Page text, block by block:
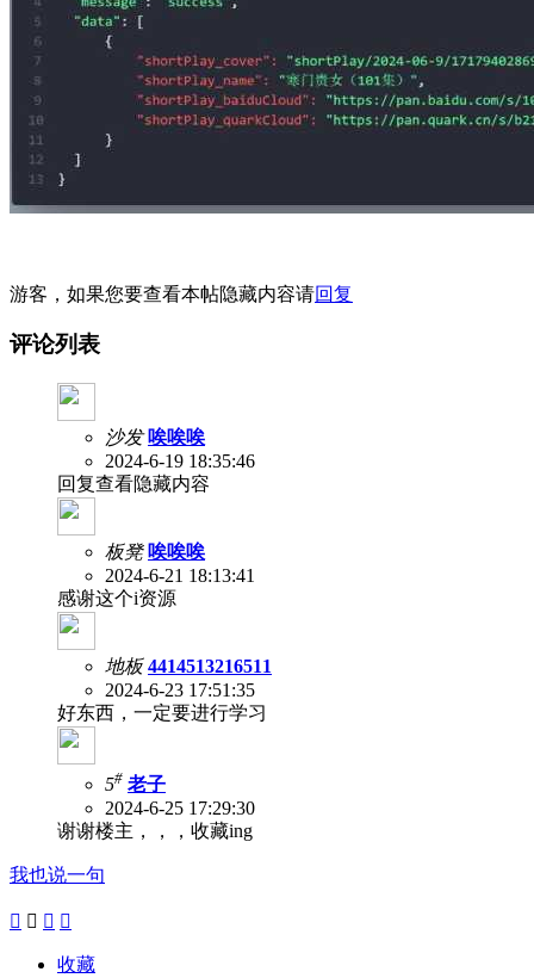
游客，如果您要查看本帖隐藏内容请回复
评论列表
沙发 唉唉唉
2024-6-19 18:35:46
回复查看隐藏内容
板凳 唉唉唉
2024-6-21 18:13:41
感谢这个i资源
地板 4414513216511
2024-6-23 17:51:35
好东西，一定要进行学习
5# 老子
2024-6-25 17:29:30
谢谢楼主，，，收藏ing
我也说一句
   
收藏